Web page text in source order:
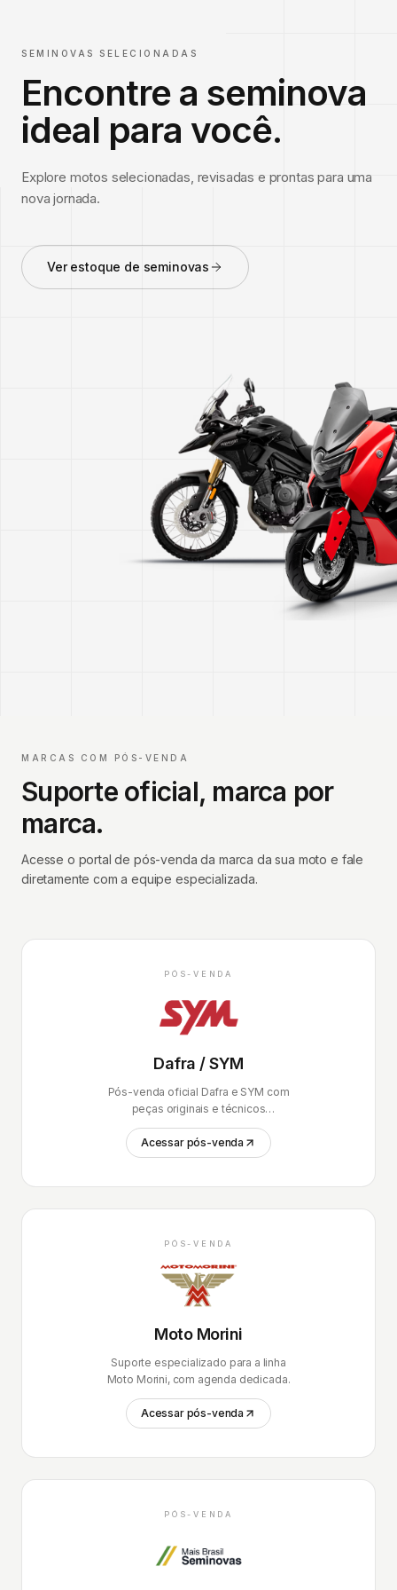
SEMINOVAS SELECIONADAS
Encontre a seminova
ideal para você.
Explore motos selecionadas, revisadas e prontas para uma
nova jornada.
Ver estoque de seminovas
MARCAS COM PÓS-VENDA
Suporte oficial, marca por
marca.
Acesse o portal de pós-venda da marca da sua moto e fale
diretamente com a equipe especializada.
PÓS-VENDA
Dafra / SYM
Pós-venda oficial Dafra e SYM com
peças originais e técnicos
certificados.
Acessar pós-venda
PÓS-VENDA
Moto Morini
Suporte especializado para a linha
Moto Morini, com agenda dedicada.
Acessar pós-venda
PÓS-VENDA